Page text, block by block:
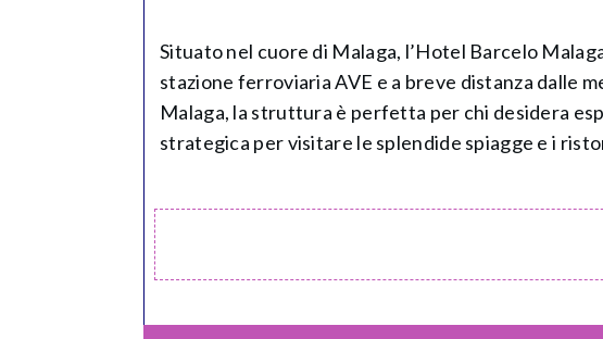
Situato nel cuore di Malaga, l’Hotel Barcelo
stazione ferroviaria AVE e a breve distanza dalle
Malaga, la struttura è perfetta per chi desidera
strategica per visitare le splendide spiagge e i